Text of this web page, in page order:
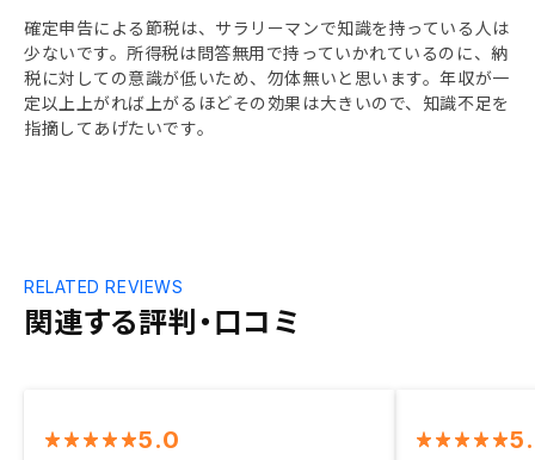
確定申告による節税は、サラリーマンで知識を持っている人は
少ないです。所得税は問答無用で持っていかれているのに、納
税に対しての意識が低いため、勿体無いと思います。年収が一
定以上上がれば上がるほどその効果は大きいので、知識不足を
指摘してあげたいです。
関連する評判・口コミ
RELATED REVIEWS
5.0